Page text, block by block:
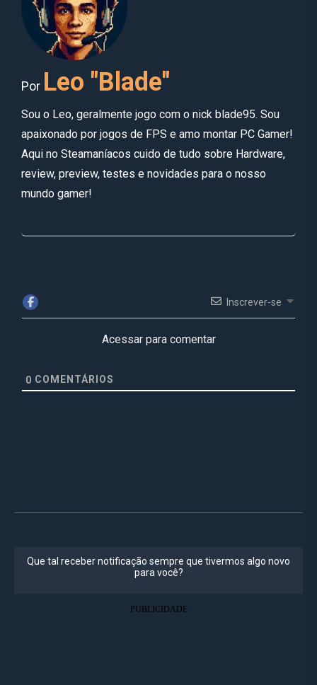
Por Leo "Blade"
Sou o Leo, geralmente jogo com o nick blade95. Sou
apaixonado por jogos de FPS e amo montar PC Gamer!
Aqui no Steamaníacos cuido de tudo sobre Hardware,
review, preview, testes e novidades para o nosso
mundo gamer!
Inscrever-se
Acessar para comentar
0 COMENTÁRIOS